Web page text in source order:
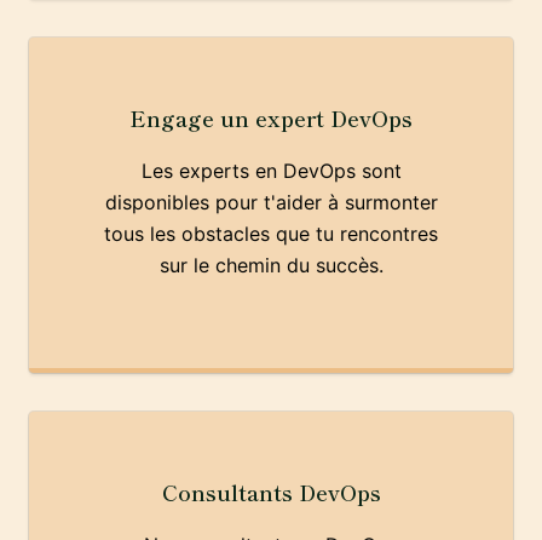
Engage un expert DevOps
Les experts en DevOps sont
disponibles pour t'aider à surmonter
tous les obstacles que tu rencontres
sur le chemin du succès.
Consultants DevOps